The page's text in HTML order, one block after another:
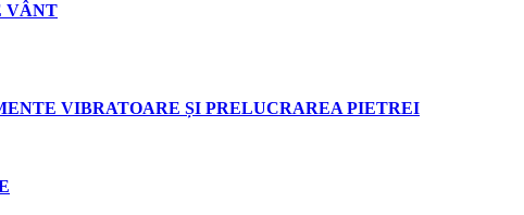
VÂNT
VIBRATOARE ȘI PRELUCRAREA PIETREI